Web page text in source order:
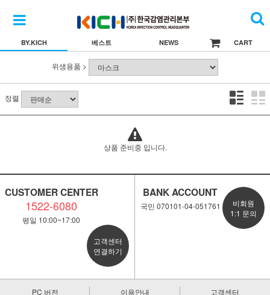
BY.KICH 베스트 NEWS CART
위생용품 >
정렬
상품 준비중 입니다.
CUSTOMER CENTER
1522-6080
평일 10:00~17:00
고객센터
연결하기
BANK ACCOUNT
국민 070101-04-051761
비회원
1:1 문의
PC 버전 이용안내 고객센터